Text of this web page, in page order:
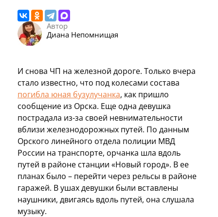
Автор
Диана Непомнищая
И снова ЧП на железной дороге. Только вчера
стало известно, что под колесами состава
погибла юная бузулучанка, как пришло
сообщение из Орска. Еще одна девушка
пострадала из-за своей невнимательности
вблизи железнодорожных путей. По данным
Орского линейного отдела полиции МВД
России на транспорте, орчанка шла вдоль
путей в районе станции «Новый город». В ее
планах было – перейти через рельсы в районе
гаражей. В ушах девушки были вставлены
наушники, двигаясь вдоль путей, она слушала
музыку.